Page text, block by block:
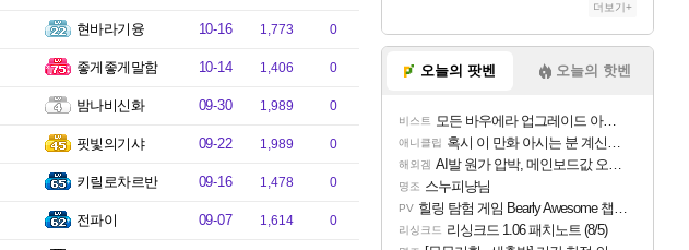
현바라기융 10-16 1,773 0
좋게좋게말함 10-14 1,406 0
밤나비신화 09-30 1,989 0
핏빛의기샤 09-22 1,989 0
키릴로차르반 09-16 1,478 0
전파이 09-07 1,614 0
더보기+
오늘의 팟벤 오늘의 핫벤
비스트 모든 바우에라 업그레이드 아이템 획득 위치 공략 (89개)
애니클립 혹시 이 만화 아시는 분 계신가요
해외겜 AI발 원가 압박, 메인보드값 오르나
명조 스누피냥님
PV 힐링 탐험 게임 Bearly Awesome 챕터 1 트레일러
리싱크드 리싱크드 1.06 패치노트 (8/5)